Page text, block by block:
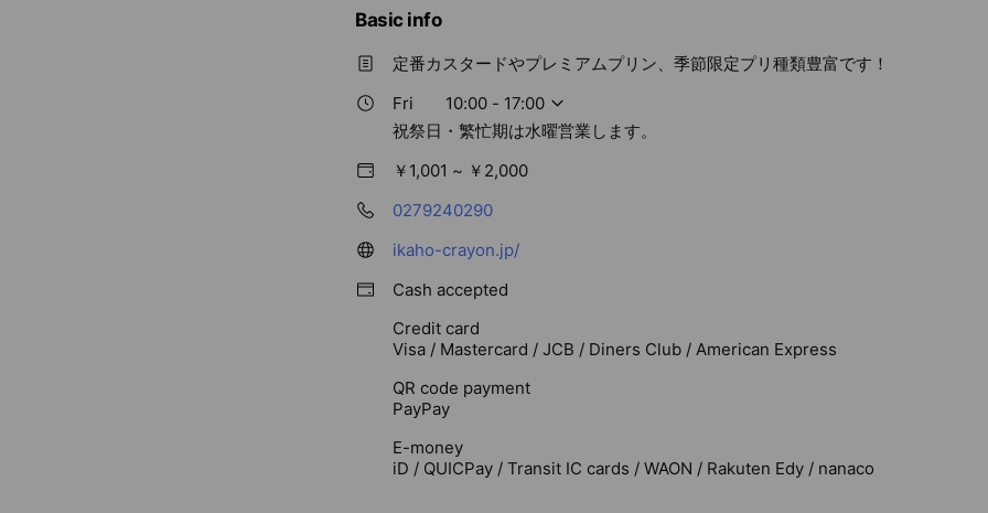
Basic info
定番カスタードやプレミアムプリン、季節限定プリ種類豊富です！
Fri
10:00 - 17:00
祝祭日・繁忙期は水曜営業します。
￥1,001 ~ ￥2,000
0279240290
ikaho-crayon.jp/
Cash accepted
Credit card
Visa / Mastercard / JCB / Diners Club / American Express
QR code payment
PayPay
E-money
iD / QUICPay / Transit IC cards / WAON / Rakuten Edy / nanaco